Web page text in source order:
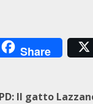
Share
PD: Il gatto